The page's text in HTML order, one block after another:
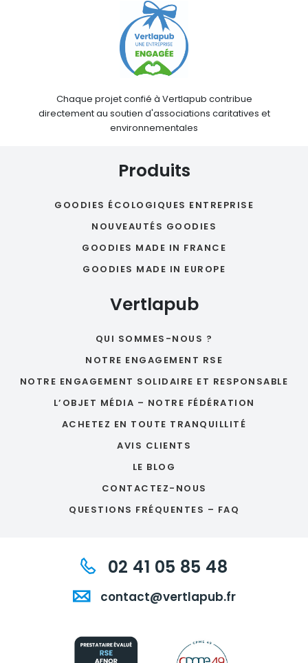
Chaque projet confié à Vertlapub contribue
directement au soutien d'associations caritatives et
environnementales
Produits
GOODIES ÉCOLOGIQUES ENTREPRISE
NOUVEAUTÉS GOODIES
GOODIES MADE IN FRANCE
GOODIES MADE IN EUROPE
Vertlapub
QUI SOMMES-NOUS ?
NOTRE ENGAGEMENT RSE
NOTRE ENGAGEMENT SOLIDAIRE ET RESPONSABLE
L’OBJET MÉDIA – NOTRE FÉDÉRATION
ACHETEZ EN TOUTE TRANQUILLITÉ
AVIS CLIENTS
LE BLOG
CONTACTEZ-NOUS
QUESTIONS FRÉQUENTES – FAQ
02 41 05 85 48
contact@vertlapub.fr